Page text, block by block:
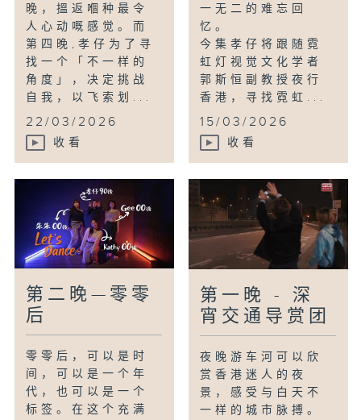
晚，搵返嗰种最令
人心动嘅感觉。而
第四晚,孝仔为了寻
找一个「不一样的
角度」，决定挑战
自我，以飞索划...
22/03/2026
收看
一无二的难忘回
忆。
今集孝仔将跟随霓
虹灯视觉文化学者
郭斯恒副教授夜行
香港，寻找霓虹...
15/03/2026
收看
第二晚—零零
后
零零后，可以是时
间，可以是一个年
代，也可以是一个
标签。在这个充满
第一晚 - 深
宵交通导赏团
夜晚游车河可以欣
赏香港迷人的夜
景，感受与白天不
一样的城市脉搏。